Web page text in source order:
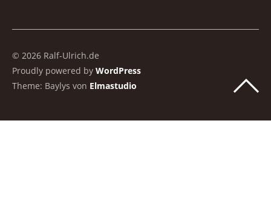
© 2026 Ralf-Ulrich.de
Proudly powered by WordPress
Theme: Baylys von Elmastudio